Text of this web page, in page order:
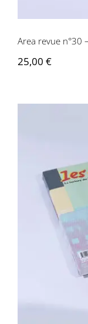
Area revue n°30
25,00 €
Area